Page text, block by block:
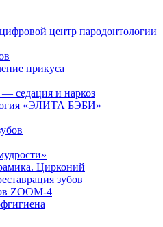
центр пародонтологии
прикуса
седация и наркоз
«ЭЛИТА БЭБИ»
Цирконий
зубов
ZOOM-4